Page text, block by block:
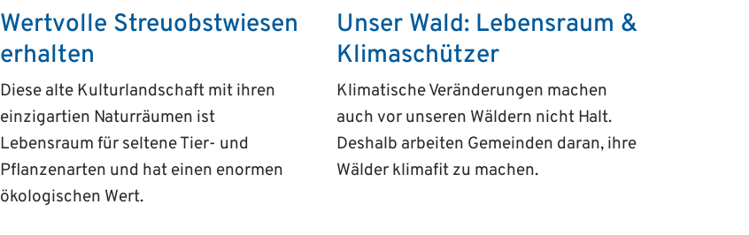
Wertvolle Streu­obst­wiesen
erhalten
Diese alte Kulturlandschaft mit ihren
einzigartien Naturräumen ist
Lebensraum für seltene Tier- und
Pflanzenarten und hat einen enormen
ökologischen Wert.
Unser Wald: Lebensraum &
Klimaschützer
Klimatische Veränderungen machen
auch vor unseren Wäldern nicht Halt.
Deshalb arbeiten Gemeinden daran, ihre
Wälder klimafit zu machen.